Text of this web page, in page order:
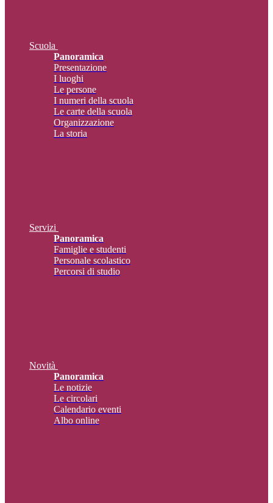
Scuola
Panoramica
Presentazione
I luoghi
Le persone
I numeri della scuola
Le carte della scuola
Organizzazione
La storia
Servizi
Panoramica
Famiglie e studenti
Personale scolastico
Percorsi di studio
Novità
Panoramica
Le notizie
Le circolari
Calendario eventi
Albo online